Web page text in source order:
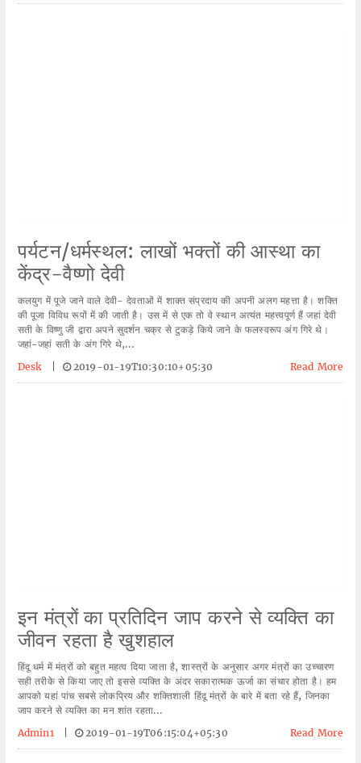
पर्यटन/धर्मस्थल: लाखों भक्तों की आस्था का
केंद्र-वैष्णो देवी
कलयुग में पूजे जाने वाले देवी- देवताओं में शाक्त संप्रदाय की अपनी अलग महत्ता है। शक्ति
की पूजा विविध रूपों में की जाती है। उस में से एक तो वे स्थान अत्यंत महत्त्वपूर्ण हैं जहां देवी
सती के विष्णु जी द्वारा अपने सुदर्शन चक्र से टुकड़े किये जाने के फलस्वरूप अंग गिरे थे।
जहां-जहां सती के अंग गिरे थे,...
Desk
2019-01-19T10:30:10+05:30 Read More
इन मंत्रों का प्रतिदिन जाप करने से व्यक्ति का
जीवन रहता है खुशहाल
हिंदू धर्म में मंत्रों को बहुत महत्व दिया जाता है, शास्त्रों के अनुसार अगर मंत्रों का उच्चारण
सही तरीके से किया जाए तो इससे व्यक्ति के अंदर सकारात्मक ऊर्जा का संचार होता है। हम
आपको यहां पांच सबसे लोकप्रिय और शक्तिशाली हिंदू मंत्रों के बारे में बता रहे हैं, जिनका
जाप करने से व्यक्ति का मन शांत रहता...
Admin1
2019-01-19T06:15:04+05:30 Read More